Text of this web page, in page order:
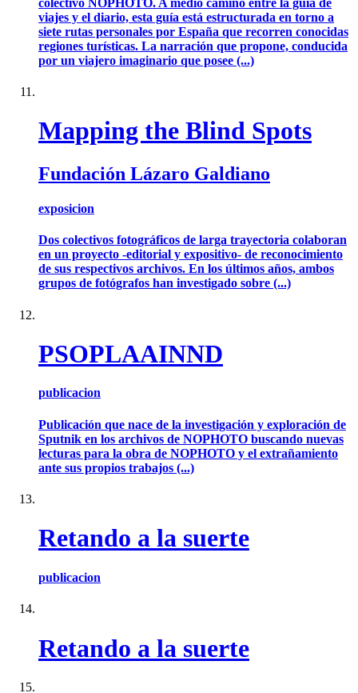
viajes y el diario, esta guía está estructurada en torno a
siete rutas personales por España que recorren conocidas
regiones turísticas. La narración que propone, conducida
por un viajero imaginario que posee (...)
Mapping the Blind Spots
Fundación Lázaro Galdiano
exposicion
Dos colectivos fotográficos de larga trayectoria colaboran
en un proyecto -editorial y expositivo- de reconocimiento
de sus respectivos archivos. En los últimos años, ambos
grupos de fotógrafos han investigado sobre (...)
PSOPLAAINND
publicacion
Publicación que nace de la investigación y exploración de
Sputnik en los archivos de NOPHOTO buscando nuevas
lecturas para la obra de NOPHOTO y el extrañamiento
ante sus propios trabajos (...)
Retando a la suerte
publicacion
Retando a la suerte